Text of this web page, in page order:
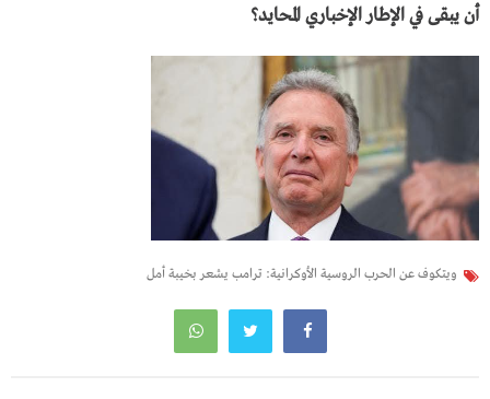
أن يبقى في الإطار الإخباري المحايد؟
ويتكوف عن الحرب الروسية الأوكرانية: ترامب يشعر بخيبة أمل